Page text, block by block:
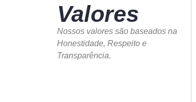
Valores
Nossos valores são baseados na
Honestidade, Respeito e
Transparência.